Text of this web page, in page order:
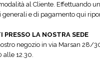
al Cliente. Effettuando
generali e di pagamento qui
PRESSO LA NOSTRA SEDE
negozio in via Marsan 28/
12.30.